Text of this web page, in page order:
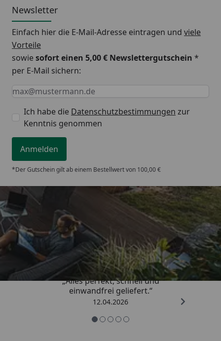
Newsletter
Einfach hier die E-Mail-Adresse eintragen und viele
Vorteile
sowiesofort einen 5,00 € Newslettergutschein *
per E-Mail sichern:
Keine Eingabe erforderlich
Eingabe erforderlich
E-Mail *
Ich habe die Datenschutzbestimmungen zur
Kenntnis genommen
Anmelden
*Der Gutschein gilt ab einem Bestellwert von 100,00 €
Trusted Shops
5,00/ 5
„Alles perfekt, schnell und
einwandfrei geliefert.“
12.04.2026